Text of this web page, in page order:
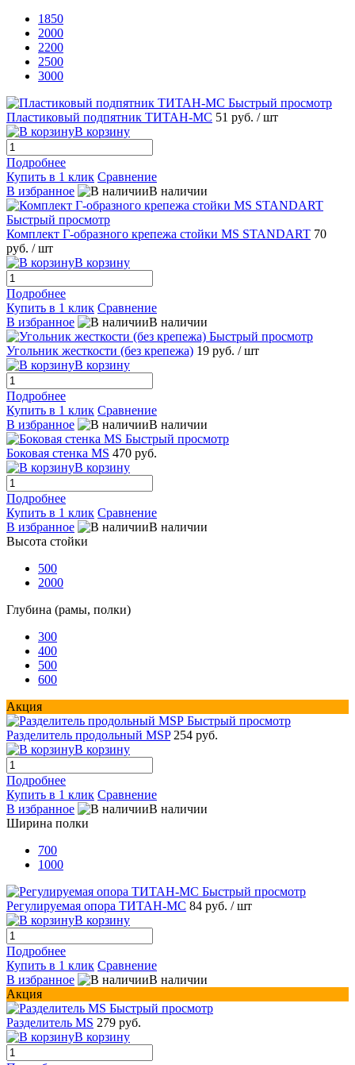
1850
2000
2200
2500
3000
Быстрый просмотр
Пластиковый подпятник ТИТАН-МС 51 руб. / шт
В корзину
Подробнее
Купить в 1 клик Сравнение
В избранное
В наличии
Быстрый просмотр
Комплект Г-образного крепежа стойки MS STANDART 70
руб. / шт
В корзину
Подробнее
Купить в 1 клик Сравнение
В избранное
В наличии
Быстрый просмотр
Угольник жесткости (без крепежа) 19 руб. / шт
В корзину
Подробнее
Купить в 1 клик Сравнение
В избранное
В наличии
Быстрый просмотр
Боковая стенка MS 470 руб.
В корзину
Подробнее
Купить в 1 клик Сравнение
В избранное
В наличии
Высота стойки
500
2000
Глубина (рамы, полки)
300
400
500
600
Акция
Быстрый просмотр
Разделитель продольный MSP 254 руб.
В корзину
Подробнее
Купить в 1 клик Сравнение
В избранное
В наличии
Ширина полки
700
1000
Быстрый просмотр
Регулируемая опора ТИТАН-МС 84 руб. / шт
В корзину
Подробнее
Купить в 1 клик Сравнение
В избранное
В наличии
Акция
Быстрый просмотр
Разделитель MS 279 руб.
В корзину